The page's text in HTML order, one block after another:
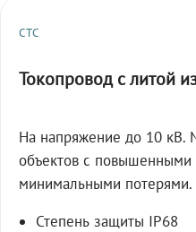
СТС
Токопровод с литой
На напряжение до 10 кВ.
объектов с повышенными
минимальными потерями.
Степень защиты IP68